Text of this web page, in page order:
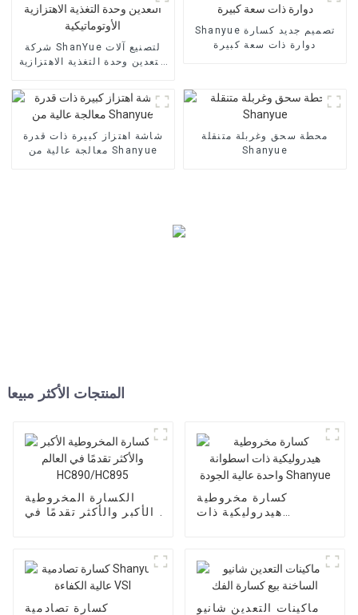
شركة ShanYue لتصنيع آلات
التعدين وحدة التغذية الاهتزازية
Shanyue تصميم جديد كسارة
دوارة ذات سعة كبيرة
شاشة اهتزاز كبيرة ذات قدرة
معالجة عالية من Shanyue
محطة سحق وغربلة متنقلة
Shanyue
المنتجات الأكثر مبيعا
الكسارة المخروطية
الأكبر والأكثر تقدمًا في
كسارة مخروطية
هيدروليكية ذات
كسارة تصادمية
ماكينات التعدين شانيو